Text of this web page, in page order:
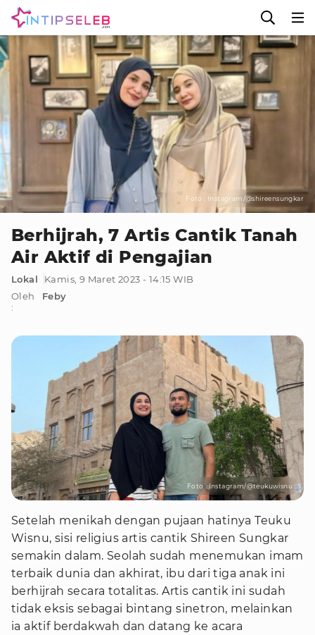
Foto : Instagram/@shireensungkar
Berhijrah, 7 Artis Cantik Tanah
Air Aktif di Pengajian
Lokal
Kamis, 9 Maret 2023 - 14:15 WIB
Oleh
:
Feby
Foto : Instagram/@teukuwisnu
Setelah menikah dengan pujaan hatinya Teuku
Wisnu, sisi religius artis cantik Shireen Sungkar
semakin dalam. Seolah sudah menemukan imam
terbaik dunia dan akhirat, ibu dari tiga anak ini
berhijrah secara totalitas. Artis cantik ini sudah
tidak eksis sebagai bintang sinetron, melainkan
ia aktif berdakwah dan datang ke acara